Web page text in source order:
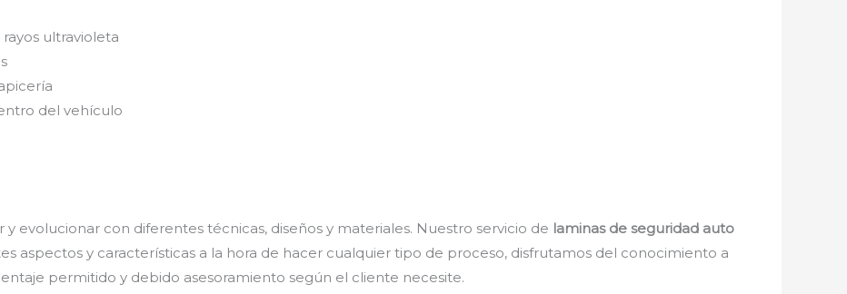
ultravioleta
del vehículo
evolucionar con diferentes técnicas, diseños y materiales. Nuestro servicio de laminas de seguridad auto
aspectos y características a la hora de hacer cualquier tipo de proceso, disfrutamos del conocimiento a
permitido y debido asesoramiento según el cliente necesite.